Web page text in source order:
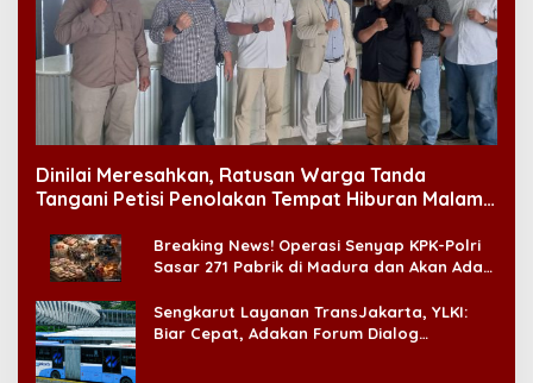
Dinilai Meresahkan, Ratusan Warga Tanda
Tangani Petisi Penolakan Tempat Hiburan Malam
Breaking News! Operasi Senyap KPK-Polri
Sasar 271 Pabrik di Madura dan Akan Ada
Sengkarut Layanan TransJakarta, YLKI:
Biar Cepat, Adakan Forum Dialog